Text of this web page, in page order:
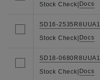
Stock Check| Docs
SD16-2535R8UUA1
Stock Check| Docs
SD18-0680R8UUA1
Stock Check| Docs